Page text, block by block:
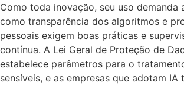
Como toda inovação, seu uso demanda
como transparência dos algoritmos e
pessoais exigem boas práticas e
contínua. A Lei Geral de Proteção de
estabelece parâmetros para o
sensíveis, e as empresas que adotam IA